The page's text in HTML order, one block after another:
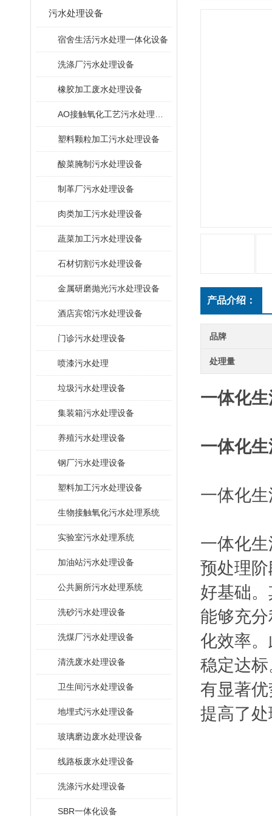
污水处理设备
宿舍生活污水处理一体化设备
洗涤厂污水处理设备
橡胶加工废水处理设备
塑料颗粒加工污水处理设备
酸菜腌制污水处理设备
制革厂污水处理设备
肉类加工污水处理设备
蔬菜加工污水处理设备
石材切割污水处理设备
金属研磨抛光污水处理设备
酒店宾馆污水处理设备
门诊污水处理设备
喷漆污水处理
垃圾污水处理设备
集装箱污水处理设备
养殖污水处理设备
钢厂污水处理设备
塑料加工污水处理设备
生物接触氧化污水处理系统
​实验室污水处理系统
加油站污水处理设备
公共厕所污水处理系统
洗砂污水处理设备
洗煤厂污水处理设备
清洗废水处理设备
卫生间污水处理设备
地埋式污水处理设备
玻璃磨边废水处理设备
线路板废水处理设备
洗涤污水处理设备
SBR一体化设备
产品介绍：
品牌
处理量
一体化
一体化
一体化
一体化
预处理
好基础
能够充
化效率
稳定达
有显著
提高了